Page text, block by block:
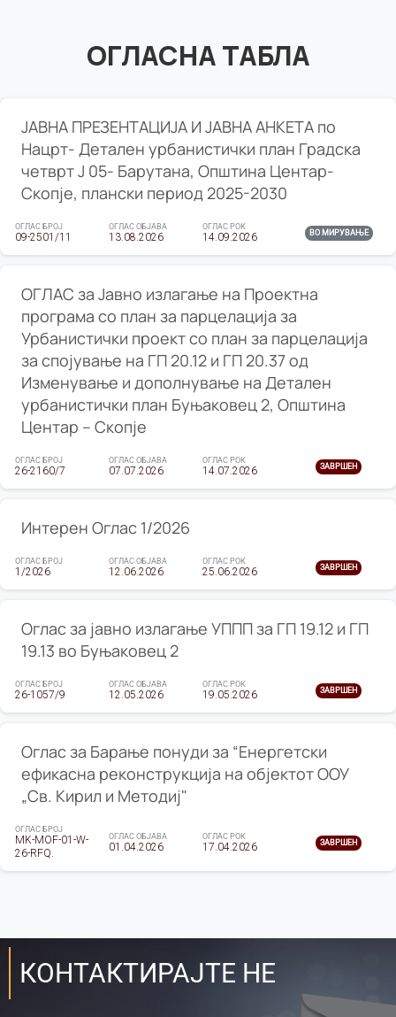
ОГЛАСНА ТАБЛА
ЈАВНА ПРЕЗЕНТАЦИЈА И ЈАВНА АНКЕТА по
Нацрт- Детален урбанистички план Градска
четврт Ј 05- Барутана, Општина Центар-
Скопје, плански период 2025-2030
ОГЛАС БРОЈ
09-2501/11
ОГЛАС ОБЈАВА
13.08.2026
ОГЛАС РОК
14.09.2026 ВО МИРУВАЊЕ
ОГЛАС за Јавно излагање на Проектна
програма со план за парцелација за
Урбанистички проект со план за парцелација
за спојување на ГП 20.12 и ГП 20.37 од
Изменување и дополнување на Детален
урбанистички план Буњаковец 2, Општина
Центар – Скопје
ОГЛАС БРОЈ
26-2160/7
ОГЛАС ОБЈАВА
07.07.2026
ОГЛАС РОК
14.07.2026 ЗАВРШЕН
Интерен Оглас 1/2026
ОГЛАС БРОЈ
1/2026
ОГЛАС ОБЈАВА
12.06.2026
ОГЛАС РОК
25.06.2026 ЗАВРШЕН
Оглас за јавно излагање УППП за ГП 19.12 и ГП
19.13 во Буњаковец 2
ОГЛАС БРОЈ
26-1057/9
ОГЛАС ОБЈАВА
12.05.2026
ОГЛАС РОК
19.05.2026 ЗАВРШЕН
Оглас за Барање понуди за “Енергетски
ефикасна реконструкција на објектот ООУ
„Св. Кирил и Методиј"
ОГЛАС БРОЈ
MK-MOF-01-W-
26-RFQ.
ОГЛАС ОБЈАВА
01.04.2026
ОГЛАС РОК
17.04.2026 ЗАВРШЕН
КОНТАКТИРАЈТЕ НЕ